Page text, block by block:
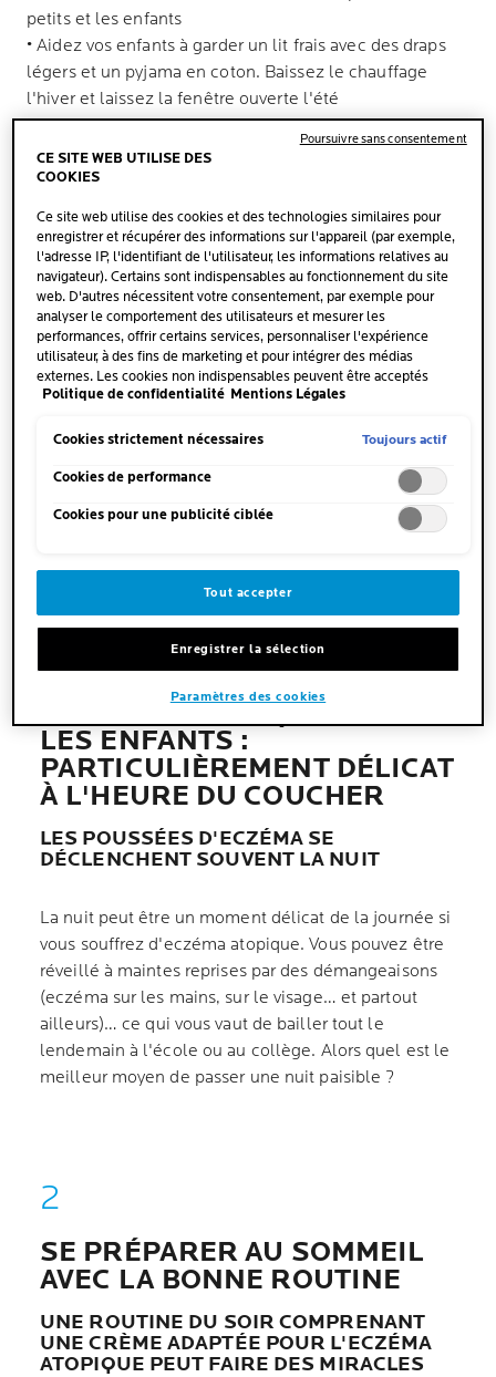
petits et les enfants
• Aidez vos enfants à garder un lit frais avec des draps
légers et un pyjama en coton. Baissez le chauffage
l'hiver et laissez la fenêtre ouverte l'été
• Gardez un Lipikar Stick AP+ à portée de main pour
réduire les démangeaisons pendant la nuit
L'ECZÉMA ATOPIQUE CHEZ LES ENFANTS :
PARTICULIÈREMENT DÉLICAT À L'HEURE DU
COUCHER
SE PRÉPARER AU SOMMEIL AVEC LA BONNE
ROUTINE
GARDER UN LIT FRAIS
GARDER SON STICK À PORTÉE DE MAIN
L'ECZÉMA ATOPIQUE CHEZ
LES ENFANTS :
PARTICULIÈREMENT DÉLICAT
À L'HEURE DU COUCHER
LES POUSSÉES D'ECZÉMA SE
DÉCLENCHENT SOUVENT LA NUIT
La nuit peut être un moment délicat de la journée si
vous souffrez d'eczéma atopique. Vous pouvez être
réveillé à maintes reprises par des démangeaisons
(eczéma sur les mains, sur le visage… et partout
ailleurs)… ce qui vous vaut de bailler tout le
lendemain à l'école ou au collège. Alors quel est le
meilleur moyen de passer une nuit paisible ?
SE PRÉPARER AU SOMMEIL
AVEC LA BONNE ROUTINE
UNE ROUTINE DU SOIR COMPRENANT
UNE CRÈME ADAPTÉE POUR L'ECZÉMA
ATOPIQUE PEUT FAIRE DES MIRACLES
CE SITE WEB UTILISE DES
COOKIES
Ce site web utilise des cookies et des technologies similaires pour
enregistrer et récupérer des informations sur l'appareil (par exemple,
l'adresse IP, l'identifiant de l'utilisateur, les informations relatives au
navigateur). Certains sont indispensables au fonctionnement du site
web. D'autres nécessitent votre consentement, par exemple pour
analyser le comportement des utilisateurs et mesurer les
performances, offrir certains services, personnaliser l'expérience
utilisateur, à des fins de marketing et pour intégrer des médias
externes. Les cookies non indispensables peuvent être acceptés
directement (« Accepter tous ») ou refusés (« Continuer sans
paramètres et d'enregistrer vos préférences (« Enregistrer mes choix
sur le lien « Paramètres des cookies ». Pour plus d'informations,
Politique de confidentialité Mentions Légales
Cookies strictement nécessaires Toujours actif
Cookies de performance
Cookies pour une publicité ciblée
Tout accepter
Enregistrer la sélection
Paramètres des cookies
Poursuivre sans consentement